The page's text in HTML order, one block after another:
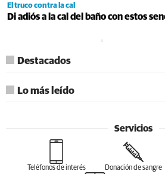
El truco contra la cal
Di adiós a la cal del baño con estos
Destacados
Lo más leído
Servicios
Teléfonos de interés Donación de sangre